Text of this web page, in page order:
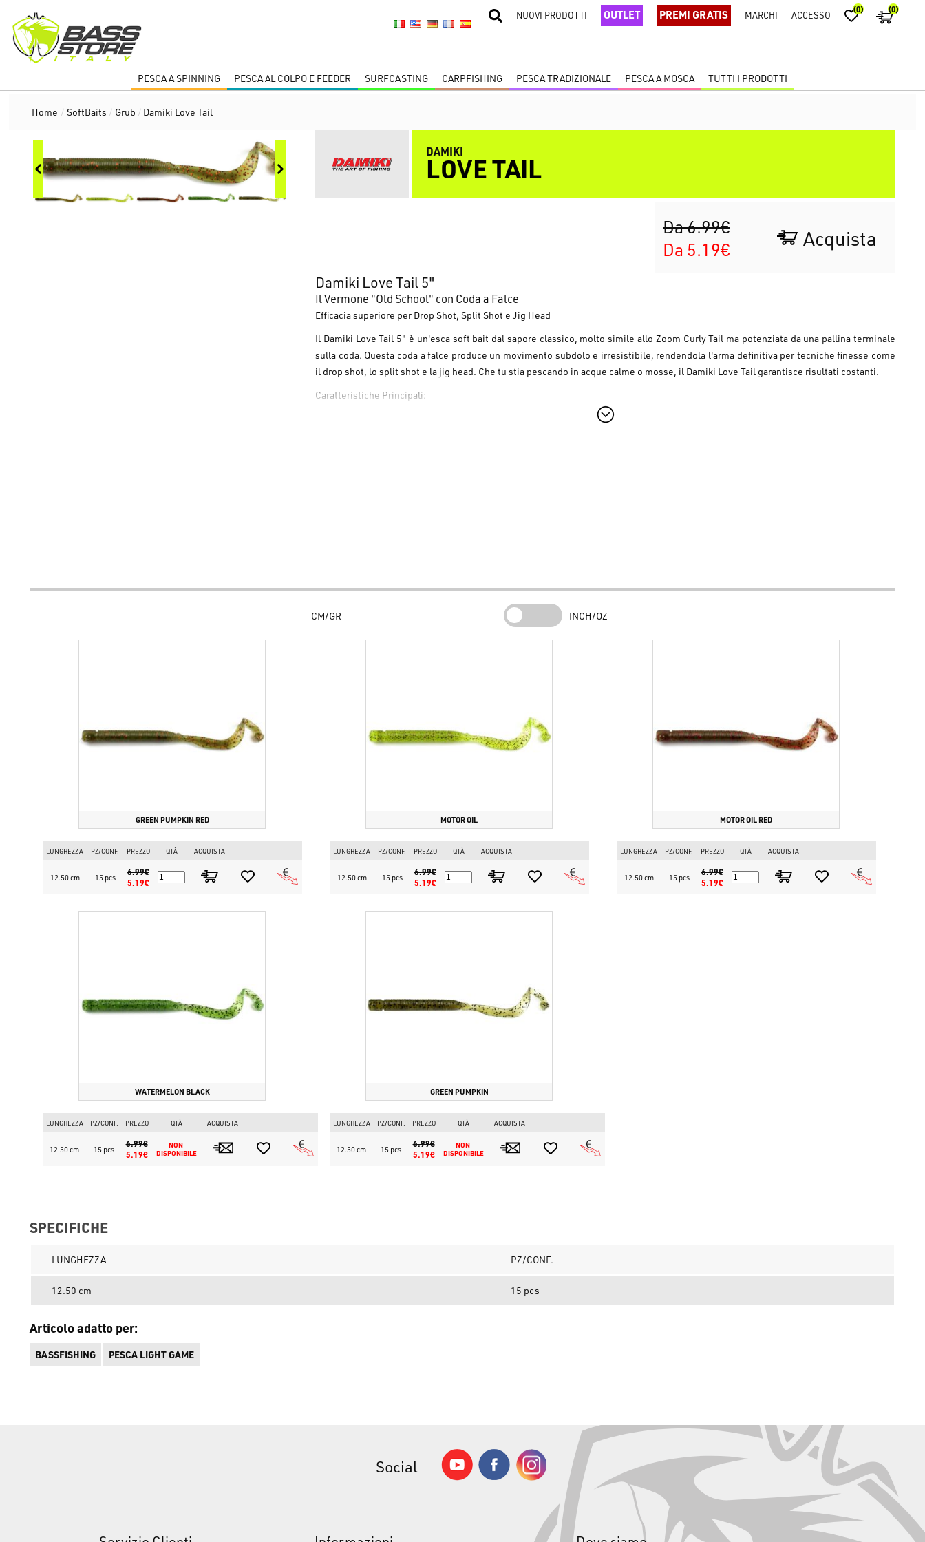
NUOVI PRODOTTI OUTLET PREMI GRATIS MARCHI ACCESSO (0) (0)
PESCA A SPINNING PESCA AL COLPO E FEEDER SURFCASTING CARPFISHING PESCA TRADIZIONALE PESCA A MOSCA TUTTI I PRODOTTI
Home / SoftBaits / Grub / Damiki Love Tail
DAMIKI
LOVE TAIL
Da 6.99€
Da 5.19€
Acquista
Damiki Love Tail 5"
Il Vermone "Old School" con Coda a Falce
Efficacia superiore per Drop Shot, Split Shot e Jig Head
Il Damiki Love Tail 5" è un'esca soft bait dal sapore classico, molto simile allo Zoom Curly Tail ma potenziata da una pallina terminale
sulla coda. Questa coda a falce produce un movimento subdolo e irresistibile, rendendola l'arma definitiva per tecniche finesse come
il drop shot, lo split shot e la jig head. Che tu stia pescando in acque calme o mosse, il Damiki Love Tail garantisce risultati costanti.
Caratteristiche Principali:
Design "ribbon tail" per un movimento naturale.
CM/GR INCH/OZ
GREEN PUMPKIN RED
LUNGHEZZA PZ/CONF. PREZZO QTÀ ACQUISTA
12.50 cm 15 pcs
6.99€
5.19€
MOTOR OIL
LUNGHEZZA PZ/CONF. PREZZO QTÀ ACQUISTA
12.50 cm 15 pcs
6.99€
5.19€
MOTOR OIL RED
LUNGHEZZA PZ/CONF. PREZZO QTÀ ACQUISTA
12.50 cm 15 pcs
6.99€
5.19€
WATERMELON BLACK
LUNGHEZZA PZ/CONF. PREZZO QTÀ ACQUISTA
12.50 cm 15 pcs
6.99€
5.19€
NON
DISPONIBILE
GREEN PUMPKIN
LUNGHEZZA PZ/CONF. PREZZO QTÀ ACQUISTA
12.50 cm 15 pcs
6.99€
5.19€
NON
DISPONIBILE
SPECIFICHE
LUNGHEZZA PZ/CONF.
12.50 cm 15 pcs
Articolo adatto per:
BASSFISHING PESCA LIGHT GAME
Social